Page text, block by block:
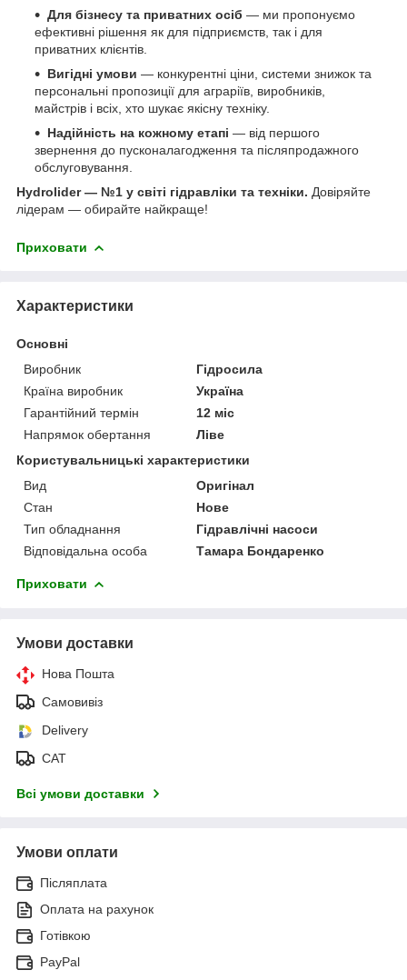
Для бізнесу та приватних осіб — ми пропонуємо
ефективні рішення як для підприємств, так і для
приватних клієнтів.
Вигідні умови — конкурентні ціни, системи знижок та
персональні пропозиції для аграріїв, виробників,
майстрів і всіх, хто шукає якісну техніку.
Надійність на кожному етапі — від першого
звернення до пусконалагодження та післяпродажного
обслуговування.
Hydrolider — №1 у світі гідравліки та техніки. Довіряйте
лідерам — обирайте найкраще!
Приховати
Характеристики
Основні
Виробник
Гідросила
Країна виробник
Україна
Гарантійний термін
12 міс
Напрямок обертання
Ліве
Користувальницькі характеристики
Вид
Оригінал
Стан
Нове
Тип обладнання
Гідравлічні насоси
Відповідальна особа
Тамара Бондаренко
Приховати
Умови доставки
Нова Пошта
Самовивіз
Delivery
САТ
Всі умови доставки
Умови оплати
Післяплата
Оплата на рахунок
Готівкою
PayPal